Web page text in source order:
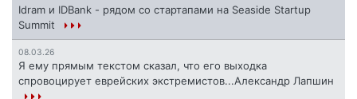
Idram и IDBank - рядом со стартапами на Seaside Startup
Summit
08.03.26
Я ему прямым текстом сказал, что его выходка
спровоцирует еврейских экстремистов...Александр Лапшин